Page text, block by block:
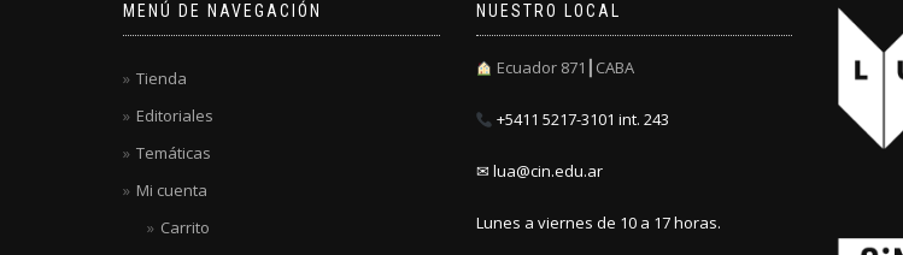
MENÚ DE NAVEGACIÓN
Tienda
Editoriales
Temáticas
Mi cuenta
Carrito
NUESTRO LOCAL
Ecuador 871┃CABA
+5411 5217-3101 int. 243
✉ lua@cin.edu.ar
Lunes a viernes de 10 a 17 horas.